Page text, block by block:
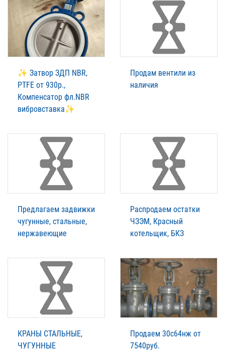
✨ Затвор ЗДП NBR,
PTFE от 930р.,
Компенсатор фл.NBR
вибровставка✨
Продам вентили из
наличия
Предлагаем задвижки
чугунные, стальные,
нержавеющие
Распродаем остатки
ЧЗЭМ, Красный
котельщик, БКЗ
КРАНЫ СТАЛЬНЫЕ,
ЧУГУННЫЕ
Продаем 30с64нж от
7540руб.